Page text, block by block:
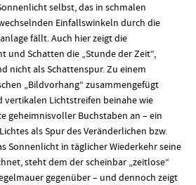
selbst, das in schmalen
Einfallswinkeln durch die
fällt. Auch hier zeigt die
und Schatten die „Stunde der Zeit“,
nicht als Schattenspur. Zu einem
„Bildvorhang“ zusammengefügt
vertikalen Lichtstreifen beinahe wie
geheimnisvoller Buchstaben an – ein
als Spur des Veränderlichen bzw.
Sonnenlicht in täglicher Wiederkehr seine
steht dem der scheinbar „zeitlose“
gegenüber – und dennoch zeigt